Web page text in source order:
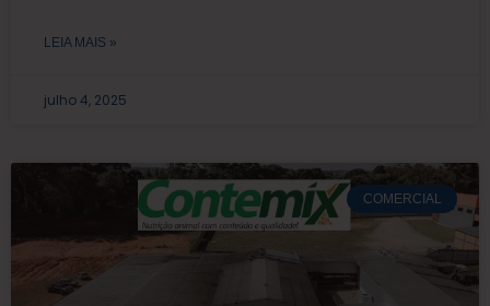
LEIA MAIS »
julho 4, 2025
COMERCIAL